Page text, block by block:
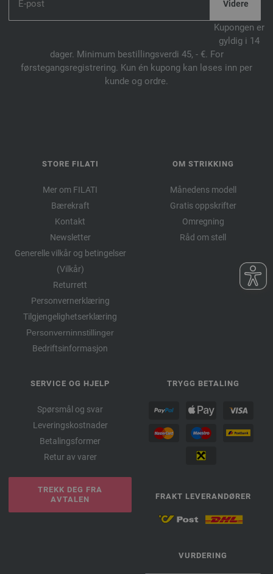
Kupongen er
gyldig i 14
dager. Minimum bestillingsverdi 45, - €. For
førstegangsregistrering. Kun én kupong kan løses inn per
kunde og ordre.
STORE FILATI
Mer om FILATI
Bærekraft
Kontakt
Newsletter
Generelle vilkår og betingelser
(Vilkår)
Returrett
Personvernerklæring
Tilgjengelighetserklæring
Personverninnstillinger
Bedriftsinformasjon
OM STRIKKING
Månedens modell
Gratis oppskrifter
Omregning
Råd om stell
SERVICE OG HJELP
Spørsmål og svar
Leveringskostnader
Betalingsformer
Retur av varer
TREKK DEG FRA
AVTALEN
TRYGG BETALING
FRAKT LEVERANDØRER
VURDERING